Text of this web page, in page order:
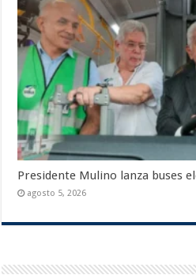
Presidente Mulino lanza buses
agosto 5, 2026